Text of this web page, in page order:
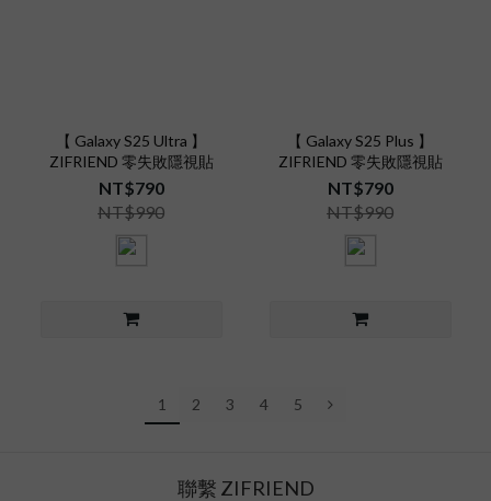
【 Galaxy S25 Ultra 】
ZIFRIEND 零失敗隱視貼
NT$790
NT$990
【 Galaxy S25 Plus 】
ZIFRIEND 零失敗隱視貼
NT$790
NT$990
1 2 3 4 5
聯繫 ZIFRIEND